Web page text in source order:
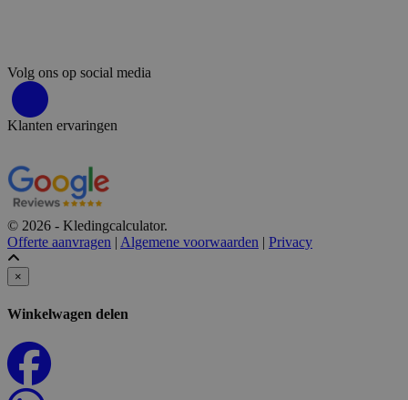
Volg ons op social media
Klanten ervaringen
© 2026 - Kledingcalculator.
Offerte aanvragen | Algemene voorwaarden | Privacy
×
Winkelwagen delen